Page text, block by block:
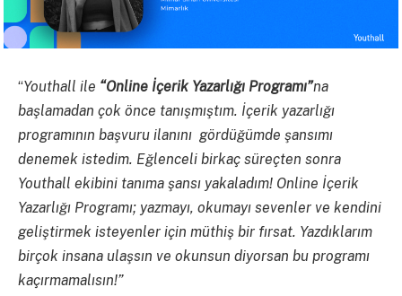
“Youthall ile “Online İçerik Yazarlığı Programı”na
başlamadan çok önce tanışmıştım. İçerik yazarlığı
programının başvuru ilanını gördüğümde şansımı
denemek istedim. Eğlenceli birkaç süreçten sonra
Youthall ekibini tanıma şansı yakaladım! Online İçerik
Yazarlığı Programı; yazmayı, okumayı sevenler ve kendini
geliştirmek isteyenler için müthiş bir fırsat. Yazdıklarım
birçok insana ulaşsın ve okunsun diyorsan bu programı
kaçırmamalısın!”